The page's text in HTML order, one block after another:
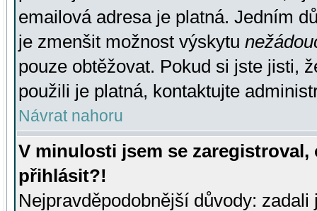
emailová adresa je platná. Jedním
je zmenšit možnost výskytu
pouze obtěžovat. Pokud si jste jisti,
použili je platná, kontaktujte
Návrat nahoru
V minulosti jsem se
přihlásit?!
Nejpravděpodobnější důvody: